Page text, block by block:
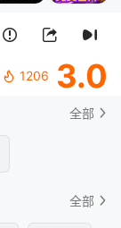
1206 3.0
全部
全部